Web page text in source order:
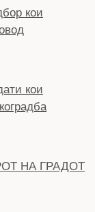
кои
НА ГРАДОТ